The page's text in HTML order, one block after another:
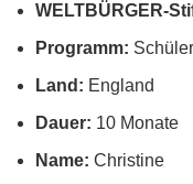
WELTBÜRGER-
Programm:
Land: England
Dauer: 10 Monate
Name: Christine